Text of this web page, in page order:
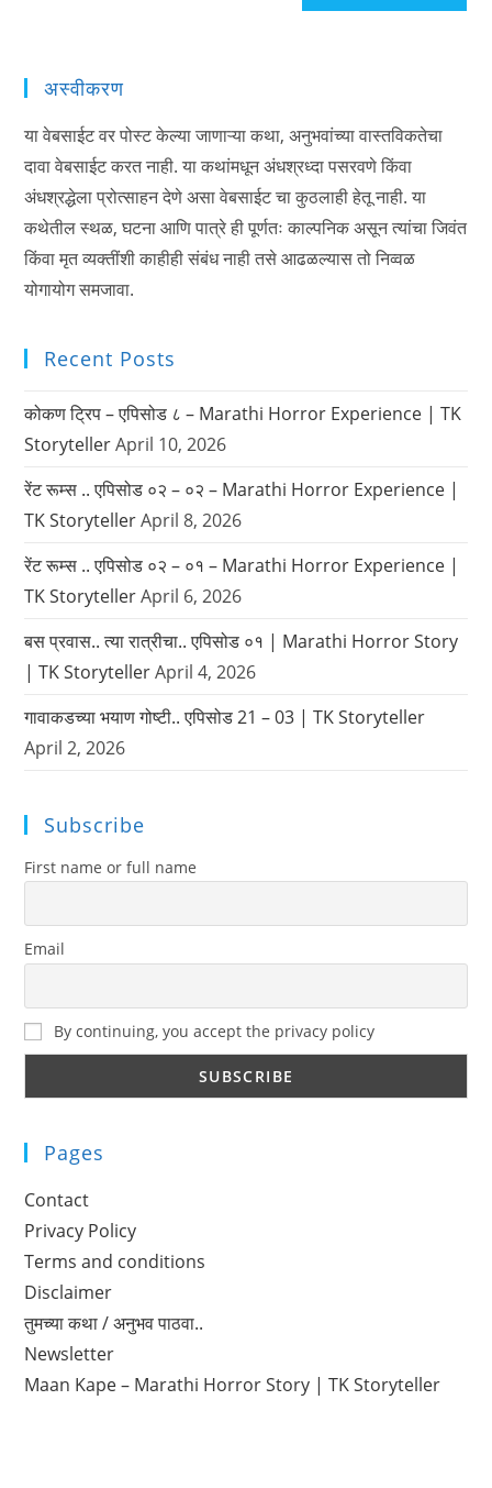
अस्वीकरण
या वेबसाईट वर पोस्ट केल्या जाणाऱ्या कथा, अनुभवांच्या वास्तविकतेचा
दावा वेबसाईट करत नाही. या कथांमधून अंधश्रध्दा पसरवणे किंवा
अंधश्रद्धेला प्रोत्साहन देणे असा वेबसाईट चा कुठलाही हेतू नाही. या
कथेतील स्थळ, घटना आणि पात्रे ही पूर्णतः काल्पनिक असून त्यांचा जिवंत
किंवा मृत व्यक्तींशी काहीही संबंध नाही तसे आढळल्यास तो निव्वळ
योगायोग समजावा.
Recent Posts
कोकण ट्रिप – एपिसोड ८ – Marathi Horror Experience | TK
Storyteller April 10, 2026
रेंट रूम्स .. एपिसोड ०२ – ०२ – Marathi Horror Experience |
TK Storyteller April 8, 2026
रेंट रूम्स .. एपिसोड ०२ – ०१ – Marathi Horror Experience |
TK Storyteller April 6, 2026
बस प्रवास.. त्या रात्रीचा.. एपिसोड ०१ | Marathi Horror Story
| TK Storyteller April 4, 2026
गावाकडच्या भयाण गोष्टी.. एपिसोड 21 – 03 | TK Storyteller
April 2, 2026
Subscribe
First name or full name
Email
By continuing, you accept the privacy policy
Pages
Contact
Privacy Policy
Terms and conditions
Disclaimer
तुमच्या कथा / अनुभव पाठवा..
Newsletter
Maan Kape – Marathi Horror Story | TK Storyteller